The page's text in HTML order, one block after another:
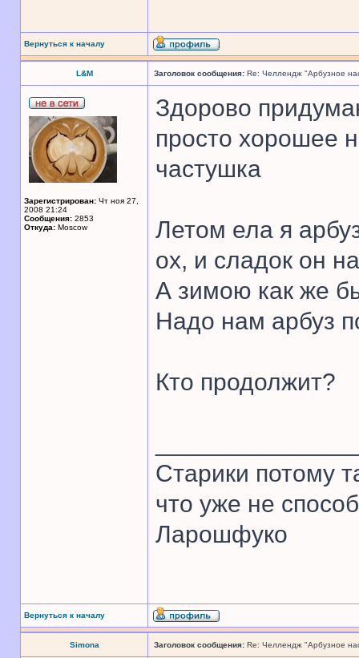
Вернуться к началу
L&M Заголовок сообщения: Re: Челлендж "Арбузное
Зарегистрирован: Чт ноя 27,
2008 21:24
Сообщения: 2853
Откуда: Moscow
Здорово
просто хорошее
частушка
Летом ела я
ох, и сладок он
А зимою как же
Надо нам арбуз
Кто продолжит?
Старики потому
что уже не
Ларошфуко
Вернуться к началу
Simona Заголовок сообщения: Re: Челлендж "Арбузное